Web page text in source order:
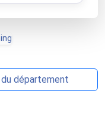
département